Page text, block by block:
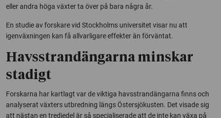
eller andra höga växter ta över på bara några år.
En studie av forskare vid Stockholms universitet visar nu att
igenväxningen kan få allvarligare effekter än förväntat.
Havsstrandängarna minskar
stadigt
Forskarna har kartlagt var de viktiga havsstrandängarna finns och
analyserat växters utbredning längs Östersjökusten. Det visade sig
att nästan en tredjedel är så specialiserade att de inte kan växa på